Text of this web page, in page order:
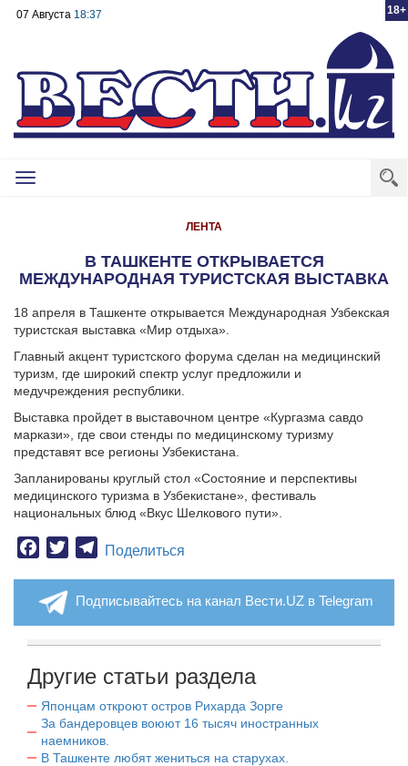
18+
07 Августа 18:37
Toggle
ЛЕНТА
В ТАШКЕНТЕ ОТКРЫВАЕТСЯ
МЕЖДУНАРОДНАЯ ТУРИСТСКАЯ ВЫСТАВКА
18 апреля в Ташкенте открывается Международная Узбекская
туристская выставка «Мир отдыха».
Главный акцент туристского форума сделан на медицинский
туризм, где широкий спектр услуг предложили и
медучреждения республики.
Выставка пройдет в выставочном центре «Кургазма савдо
маркази», где свои стенды по медицинскому туризму
представят все регионы Узбекистана.
Запланированы круглый стол «Состояние и перспективы
медицинского туризма в Узбекистане», фестиваль
национальных блюд «Вкус Шелкового пути».
Facebook
TwitterTelegram
Поделиться
Подписывайтесь на канал Вести.UZ в Telegram
Другие статьи раздела
Японцам откроют остров Рихарда Зорге
За бандеровцев воюют 16 тысяч иностранных
наемников.
В Ташкенте любят жениться на старухах.